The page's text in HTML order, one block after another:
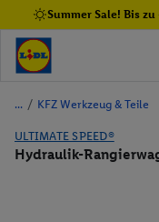
Summer Sale! Bis
/ KFZ Werkzeug & Teile
ULTIMATE SPEED®
Hydraulik-